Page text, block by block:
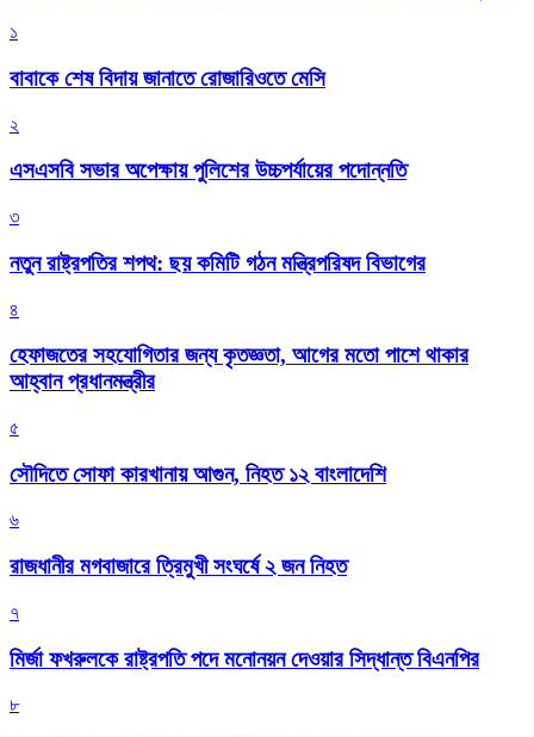
১
বাবাকে শেষ বিদায় জানাতে রোজারিওতে মেসি
২
এসএসবি সভার অপেক্ষায় পুলিশের উচ্চপর্যায়ের পদোন্নতি
৩
নতুন রাষ্ট্রপতির শপথ: ছয় কমিটি গঠন মন্ত্রিপরিষদ বিভাগের
৪
হেফাজতের সহযোগিতার জন্য কৃতজ্ঞতা, আগের মতো পাশে থাকার
আহ্বান প্রধানমন্ত্রীর
৫
সৌদিতে সোফা কারখানায় আগুন, নিহত ১২ বাংলাদেশি
৬
রাজধানীর মগবাজারে ত্রিমুখী সংঘর্ষে ২ জন নিহত
৭
মির্জা ফখরুলকে রাষ্ট্রপতি পদে মনোনয়ন দেওয়ার সিদ্ধান্ত বিএনপির
৮